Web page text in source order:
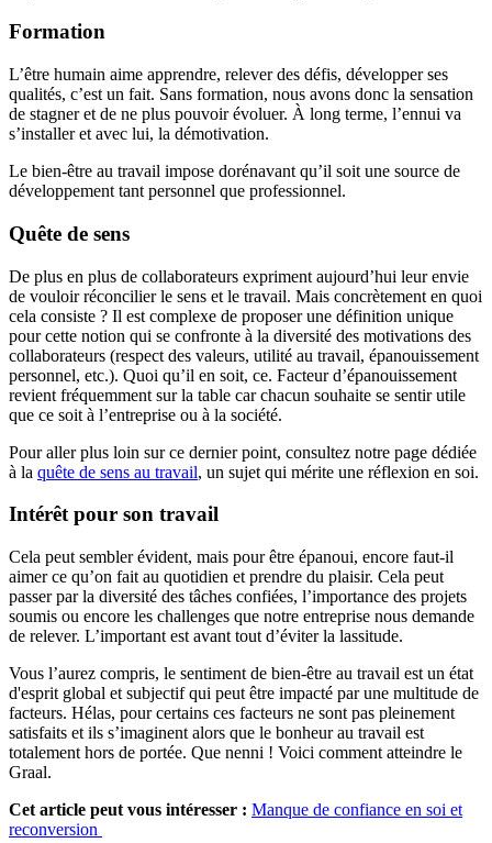
Formation
L’être humain aime apprendre, relever des défis, développer ses
qualités, c’est un fait. Sans formation, nous avons donc la sensation
de stagner et de ne plus pouvoir évoluer. À long terme, l’ennui va
s’installer et avec lui, la démotivation.
Le bien-être au travail impose dorénavant qu’il soit une source de
développement tant personnel que professionnel.
Quête de sens
De plus en plus de collaborateurs expriment aujourd’hui leur envie
de vouloir réconcilier le sens et le travail. Mais concrètement en quoi
cela consiste ? Il est complexe de proposer une définition unique
pour cette notion qui se confronte à la diversité des motivations des
collaborateurs (respect des valeurs, utilité au travail, épanouissement
personnel, etc.). Quoi qu’il en soit, ce. Facteur d’épanouissement
revient fréquemment sur la table car chacun souhaite se sentir utile
que ce soit à l’entreprise ou à la société.
Pour aller plus loin sur ce dernier point, consultez notre page dédiée
à la quête de sens au travail, un sujet qui mérite une réflexion en soi.
Intérêt pour son travail
Cela peut sembler évident, mais pour être épanoui, encore faut-il
aimer ce qu’on fait au quotidien et prendre du plaisir. Cela peut
passer par la diversité des tâches confiées, l’importance des projets
soumis ou encore les challenges que notre entreprise nous demande
de relever. L’important est avant tout d’éviter la lassitude.
Vous l’aurez compris, le sentiment de bien-être au travail est un état
d'esprit global et subjectif qui peut être impacté par une multitude de
facteurs. Hélas, pour certains ces facteurs ne sont pas pleinement
satisfaits et ils s’imaginent alors que le bonheur au travail est
totalement hors de portée. Que nenni ! Voici comment atteindre le
Graal.
Cet article peut vous intéresser : Manque de confiance en soi et
reconversion